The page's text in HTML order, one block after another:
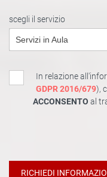
scegli il servizio
Servizi in Aula
In relazione
GDPR 2016/679),
ACCONSENTO al